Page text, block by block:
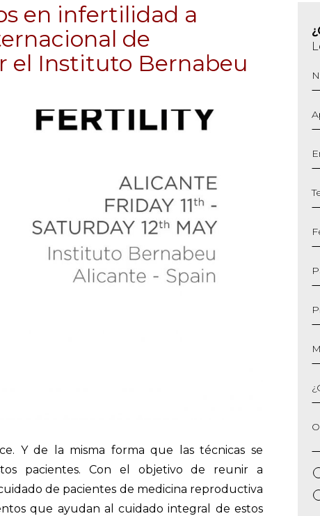
en infertilidad a
de
el Instituto Bernabeu
Y de la misma forma que las técnicas se
pacientes. Con el objetivo de reunir a
de pacientes de medicina reproductiva
que ayudan al cuidado integral de estos
*